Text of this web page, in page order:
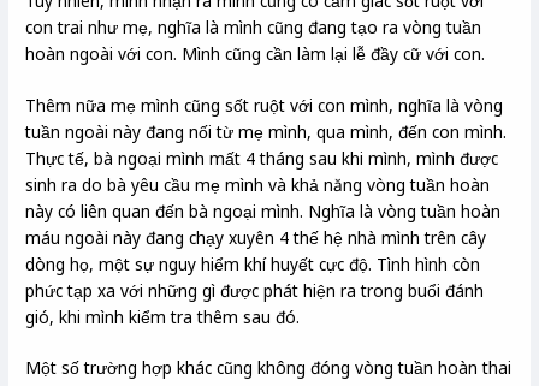
con trai như mẹ, nghĩa là mình cũng đang tạo ra vòng tuần
hoàn ngoài với con. Mình cũng cần làm lại lễ đầy cữ với con.
Thêm nữa mẹ mình cũng sốt ruột với con mình, nghĩa là vòng
tuần ngoài này đang nối từ mẹ mình, qua mình, đến con mình.
Thực tế, bà ngoại mình mất 4 tháng sau khi mình, mình được
sinh ra do bà yêu cầu mẹ mình và khả năng vòng tuần hoàn
này có liên quan đến bà ngoại mình. Nghĩa là vòng tuần hoàn
máu ngoài này đang chạy xuyên 4 thế hệ nhà mình trên cây
dòng họ, một sự nguy hiểm khí huyết cực độ. Tình hình còn
phức tạp xa với những gì được phát hiện ra trong buổi đánh
gió, khi mình kiểm tra thêm sau đó.
Một số trường hợp khác cũng không đóng vòng tuần hoàn thai